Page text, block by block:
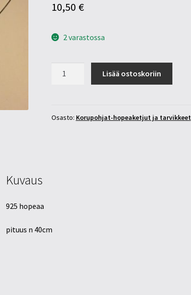
10,50 €
2 varastossa
Lisää ostoskoriin
Osasto: Korupohjat-hopeaketjut ja tarvikkeet
Kuvaus
925 hopeaa
pituus n 40cm